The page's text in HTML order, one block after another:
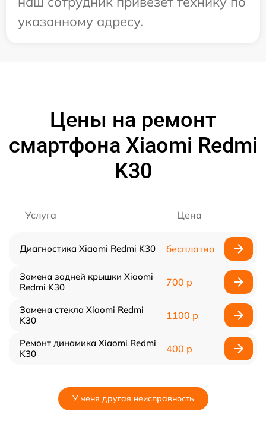
указанному адресу.
Цены на ремонт
смартфона Xiaomi Redmi
K30
Услуга Цена
Диагностика Xiaomi Redmi K30 бесплатно
Замена задней крышки Xiaomi
Redmi K30
700 р
Замена стекла Xiaomi Redmi
K30
1100 р
Ремонт динамика Xiaomi Redmi
K30
400 р
У меня другая неисправность